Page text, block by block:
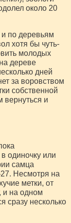
около 20
по деревьям
хотя бы чуть-
молодых
дереве
дней
за воровством
собственной
вернуться и
одиночку или
самца
Несмотря на
метки, от
и на одном
сразу несколько